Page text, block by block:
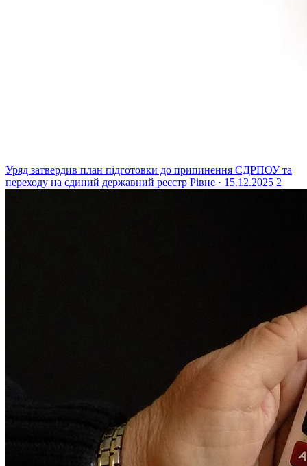
Уряд затвердив план підготовки до припинення ЄДРПОУ та
переходу на єдиний державний реєстр Рівне · 15.12.2025 2